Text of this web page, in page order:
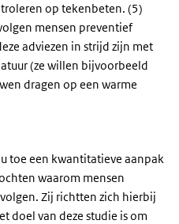
op tekenbeten. (5)
mensen preventief
adviezen in strijd zijn met
(ze willen bijvoorbeeld
dragen op een warme
toe een kwantitatieve aanpak
waarom mensen
Zij richtten zich hierbij
doel van deze studie is om